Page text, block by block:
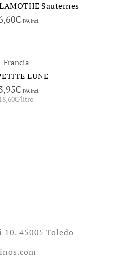
Sauternes
€ IVA incl.
Francia
LUNE
€ IVA incl.
18,60€/litro
10. 45005 Toledo